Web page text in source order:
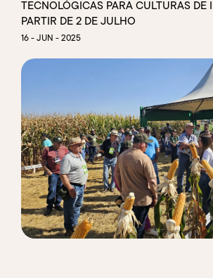
TECNOLÓGICAS PARA CULTURAS DE
PARTIR DE 2 DE JULHO
16 - JUN - 2025